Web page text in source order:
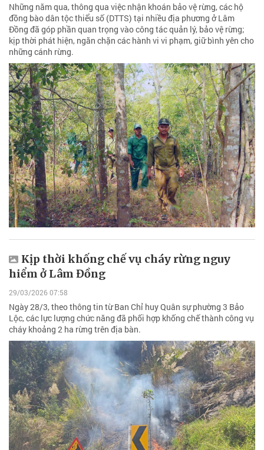
Những năm qua, thông qua việc nhận khoán bảo vệ rừng, các hộ
đồng bào dân tộc thiểu số (DTTS) tại nhiều địa phương ở Lâm
Đồng đã góp phần quan trọng vào công tác quản lý, bảo vệ rừng;
kịp thời phát hiện, ngăn chặn các hành vi vi phạm, giữ bình yên cho
những cánh rừng.
Kịp thời khống chế vụ cháy rừng nguy
hiểm ở Lâm Đồng
29/03/2026 07:58
Ngày 28/3, theo thông tin từ Ban Chỉ huy Quân sự phường 3 Bảo
Lộc, các lực lượng chức năng đã phối hợp khống chế thành công vụ
cháy khoảng 2 ha rừng trên địa bàn.